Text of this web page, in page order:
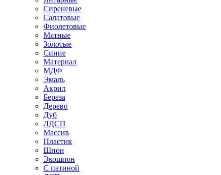
Сиреневые
Салатовые
Фиолетовые
Мятные
Золотые
Синие
Материал
МДФ
Эмаль
Акрил
Береза
Дерево
Дуб
ЛДСП
Массив
Пластик
Шпон
Экошпон
С патиной